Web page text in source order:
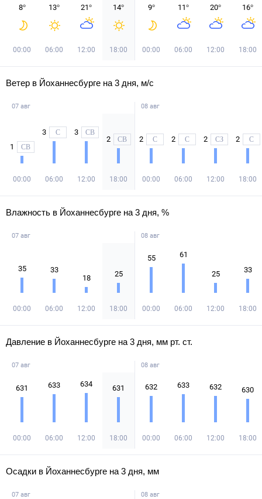
8°
00:00
13°
06:00
21°
12:00
14°
18:00
9°
00:00
11°
06:00
20°
12:00
16°
18:00
Ветер в Йоханнесбурге на 3 дня, м/с
07 авг
1 СВ
00:00
3 С
06:00
3 СВ
12:00
2 СВ
18:00
08 авг
2 С
00:00
2 С
06:00
2 СЗ
12:00
2 С
18:00
Влажность в Йоханнесбурге на 3 дня, %
07 авг
35
00:00
33
06:00
18
12:00
25
18:00
08 авг
55
00:00
61
06:00
25
12:00
33
18:00
Давление в Йоханнесбурге на 3 дня, мм рт. ст.
07 авг
631
00:00
633
06:00
634
12:00
631
18:00
08 авг
632
00:00
633
06:00
632
12:00
630
18:00
Осадки в Йоханнесбурге на 3 дня, мм
07 авг 08 авг